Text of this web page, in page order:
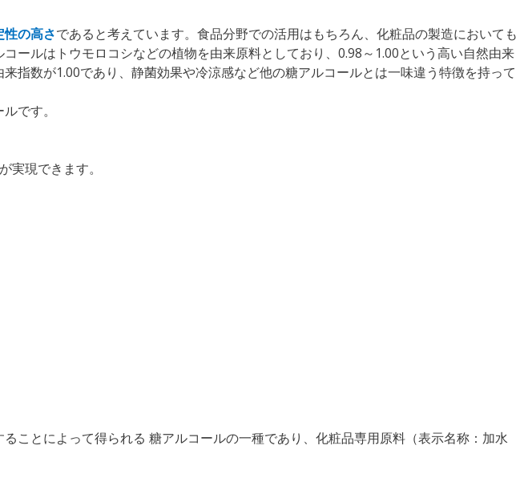
の高さであると考えています。食品分野での活用はもちろん、化粧品の製造においても
ールはトウモロコシなどの植物を由来原料としており、0.98～1.00という高い自然由来
指数が1.00であり、静菌効果や冷涼感など他の糖アルコールとは一味違う特徴を持って
です。
現できます。
ことによって得られる 糖アルコールの⼀種であり、化粧品専用原料（表示名称：加水